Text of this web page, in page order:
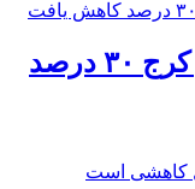
️قیمت مسکن در کرج ۳۰ درصد